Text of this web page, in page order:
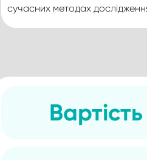
сучасних методах